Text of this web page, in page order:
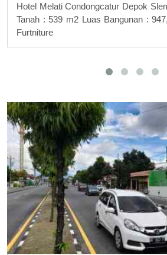
Hotel Melati Condongcatur Depok
Tanah : 539 m2 Luas Bangunan :
Furtniture